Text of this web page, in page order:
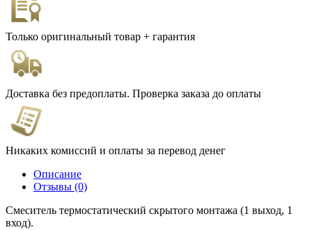
Только оригинальный товар + гарантия
Доставка без предоплаты. Проверка заказа до оплаты
Никаких комиссий и оплаты за перевод денег
Описание
Отзывы (0)
Смеситель термостатический скрытого монтажа (1 выход, 1
вход).